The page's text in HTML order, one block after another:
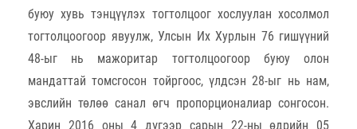
буюу хувь тэнцүүлэх тогтолцоог хослуулан хосолмол
тогтолцоогоор явуулж, Улсын Их Хурлын 76 гишүүний
48-ыг нь мажоритар тогтолцоогоор буюу олон
мандаттай томсгосон тойргоос, үлдсэн 28-ыг нь нам,
эвслийн төлөө санал өгч пропорционалиар сонгосон.
Харин 2016 оны 4 дүгээр сарын 22-ны өдрийн 05